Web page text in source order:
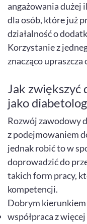
angażowania dużej
dla osób, które już
działalność o
Korzystanie z
znacząco upraszcza
Jak zwiększyć
jako
Rozwój zawodowy
z podejmowaniem
jednak robić to w
doprowadzić do
takich form pracy,
kompetencji.
Dobrym kierunkiem
współpraca z